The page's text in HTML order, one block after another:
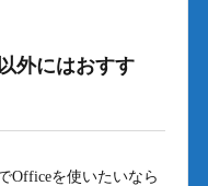
外にはおすす
Officeを使いたいなら